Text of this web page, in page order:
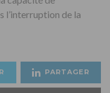
l’interruption de la
PARTAGER